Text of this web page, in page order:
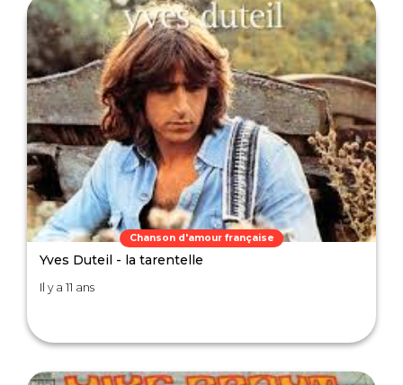
Chanson d'amour française
Yves Duteil - la tarentelle
Il y a 11 ans